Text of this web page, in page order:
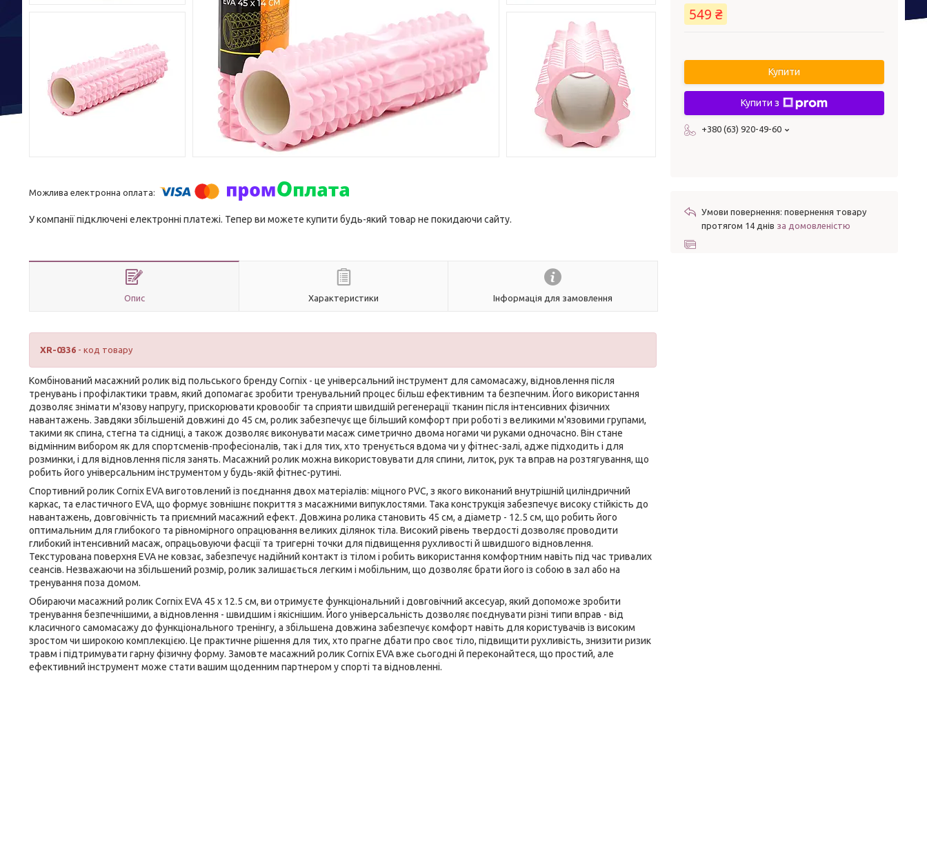
У компанії підключені електронні платежі. Тепер ви можете купити будь-який товар не покидаючи сайту.
Опис Характеристики Інформація для замовлення
XR-0336 - код товару
Комбінований масажний ролик від польського брендуCornix - це універсальний інструмент для самомасажу, відновлення після
тренувань і профілактики травм, який допомагає зробити тренувальний процес більш ефективним та безпечним. Його використання
дозволяє знімати м'язову напругу, прискорювати кровообіг та сприяти швидшій регенерації тканин після інтенсивних фізичних
навантажень. Завдяки збільшеній довжині до 45 см, ролик забезпечує ще більший комфорт при роботі з великими м'язовими групами,
такими як спина, стегна та сідниці, а також дозволяє виконувати масаж симетрично двома ногами чи руками одночасно. Він стане
відмінним вибором як для спортсменів-професіоналів, так і для тих, хто тренується вдома чи у фітнес-залі, адже підходить і для
розминки, і для відновлення після занять. Масажний ролик можна використовувати для спини, литок, рук та вправ на розтягування, що
робить його універсальним інструментом у будь-якій фітнес-рутині.
Спортивний роликCornixEVA виготовлений із поєднання двох матеріалів: міцного PVC, з якого виконаний внутрішній циліндричний
каркас, та еластичного EVA, що формує зовнішнє покриття з масажними випуклостями. Така конструкція забезпечує високу стійкість до
навантажень, довговічність та приємний масажний ефект. Довжина ролика становить 45 см, а діаметр - 12.5 см, що робить його
оптимальним для глибокого та рівномірного опрацювання великих ділянок тіла. Високий рівень твердості дозволяє проводити
глибокий інтенсивний масаж, опрацьовуючи фасції та тригерні точки для підвищення рухливості й швидшого відновлення.
Текстурована поверхня EVA не ковзає, забезпечує надійний контакт із тілом і робить використання комфортним навіть під час тривалих
сеансів. Незважаючи на збільшений розмір, ролик залишається легким і мобільним, що дозволяє брати його із собою в зал або на
тренування поза домом.
Обираючи масажний роликCornixEVA 45 x 12.5 см, ви отримуєте функціональний і довговічний аксесуар, який допоможе зробити
тренування безпечнішими, а відновлення - швидшим і якіснішим. Його універсальність дозволяє поєднувати різні типи вправ - від
класичного самомасажу до функціонального тренінгу, а збільшена довжина забезпечує комфорт навіть для користувачів із високим
зростом чи широкою комплекцією. Це практичне рішення для тих, хто прагне дбати про своє тіло, підвищити рухливість, знизити ризик
травм і підтримувати гарну фізичну форму. Замовте масажний роликCornixEVA вже сьогодні й переконайтеся, що простий, але
ефективний інструмент може стати вашим щоденним партнером у спорті та відновленні.
549 ₴
Купити
Купити з
+380 (63) 920-49-60
повернення товару
протягом 14 днів за домовленістю